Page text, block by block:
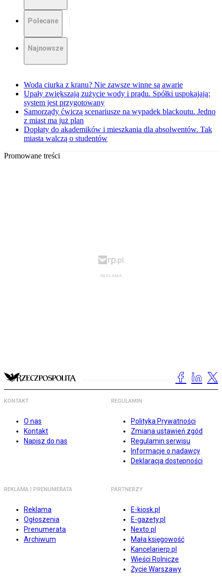
Polecane
Najnowsze
Woda ciurka z kranu? Nie zawsze winne są awarie
Upały zwiększają zużycie wody i prądu. Spółki uspokajają:
system jest przygotowany
Samorządy ćwiczą scenariusze na wypadek blackoutu. Jedno
z miast ma już plan
Dopłaty do akademików i mieszkania dla absolwentów. Tak
miasta walczą o studentów
Promowane treści
KONTAKT
O nas
Kontakt
Napisz do nas
REGULAMIN
Polityka Prywatności
Zmiana ustawień zgód
Regulamin serwisu
Informacje o nadawcy
Deklaracja dostępności
REKLAMA I PRENUMERATA
Reklama
Ogłoszenia
Prenumerata
Archiwum
PARTNERZY
E-kiosk.pl
E-gazety.pl
Nexto.pl
Mała księgowość
Kancelarierp.pl
Wieści Rolnicze
Życie Warszawy